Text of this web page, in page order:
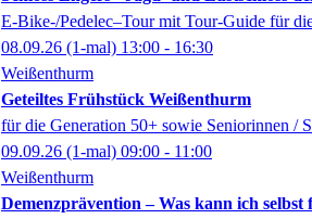
E-Bike-/Pedelec–Tour mit Tour-Guide für
08.09.26 (1-mal) 13:00 - 16:30
Weißenthurm
Geteiltes Frühstück Weißenthurm
für die Generation 50+ sowie Seniorinnen /
09.09.26 (1-mal) 09:00 - 11:00
Weißenthurm
Demenzprävention – Was kann ich